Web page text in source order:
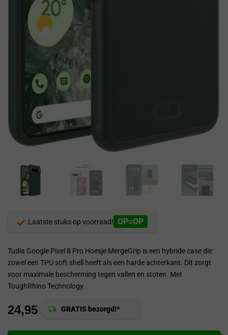
Laatste stuks op voorraad! OP=OP
Tudia Google Pixel 8 Pro Hoesje MergeGrip is een hybride case die
zowel een TPU soft shell heeft als een harde achterkant. Dit zorgt
voor maximale bescherming tegen vallen en stoten. Met
ToughRhino Technology.
GRATIS bezorgd!*
24,95